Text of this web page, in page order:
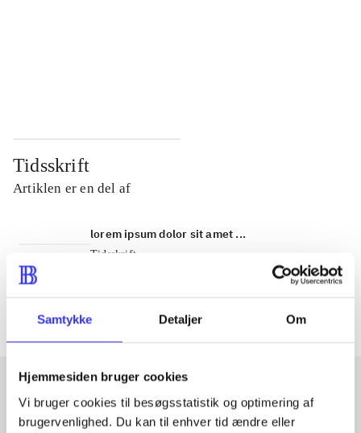
Samtykke Detaljer Om
Hjemmesiden bruger cookies
Vi bruger cookies til besøgsstatistik og optimering af
brugervenlighed. Du kan til enhver tid ændre eller
Tidsskrift
Artiklen er en del af
lorem ipsum dolor sit amet ...
Tidsskrift
Artiklerne i
Artikler med samme emner